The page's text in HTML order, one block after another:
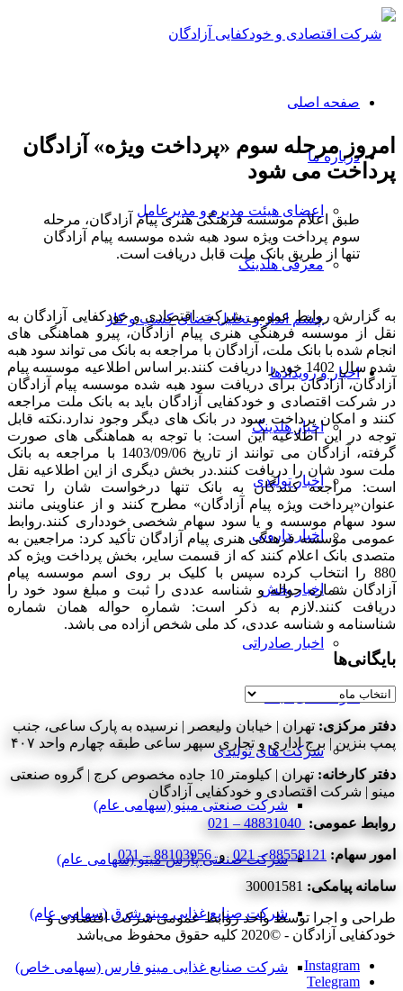
صفحه اصلی
درباره ما
اعضای هیئت مدیره و مدیرعامل
معرفی هلدینگ
چشم انداز و تحلیل فضای کسب و کار
اخبار و رویدادها
اخبار هلدینگ
اخبار تولیدی
اخبار دارویی
اخبار پخش
اخبار صادراتی
شرکت‌های تابعه
شرکت های تولیدی
شرکت صنعتی مینو (سهامی عام)
شرکت صنعتی پارس مینو (سهامی عام)
شرکت صنایع غذایی مینو شرق (سهامی عام)
شرکت صنایع غذایی مینو فارس (سهامی خاص)
امروز مرحله سوم «پرداخت ویژه» آزادگان
پرداخت می شود
طبق اعلام موسسه فرهنگی هنری پیام آزادگان، مرحله
سوم پرداخت ویژه سود هبه شده موسسه پیام آزادگان
تنها از طریق بانک ملت قابل دریافت است.
به گزارش روابط عمومی شرکت اقتصادی و خودکفایی آزادگان به
نقل از موسسه فرهنگی هنری پیام آزادگان، پیرو هماهنگی های
انجام شده با بانک ملت، آزادگان با مراجعه به بانک می تواند سود هبه
شده سال 1402 خود را دریافت کنند.
بر اساس اطلاعیه موسسه پیام
آزادگان، آزادگان برای دریافت سود هبه شده موسسه پیام آزادگان
در شرکت اقتصادی و خودکفایی آزادگان باید به بانک ملت مراجعه
کنند و امکان پرداخت سود در بانک های دیگر وجود ندارد.نکته قابل
توجه در این اطلاعیه این است: با توجه به هماهنگی های صورت
گرفته، آزادگان می توانند از تاریخ 1403/09/06 با مراجعه به بانک
ملت سود شان را دریافت کنند.در بخش دیگری از این اطلاعیه نقل
است: مراجعه کنندگان به بانک تنها درخواست شان را تحت
عنوان«پرداخت ویژه پیام آزادگان» مطرح کنند و از عناوینی مانند
سود سهام موسسه و یا سود سهام شخصی خودداری کنند.روابط
عمومی موسسه فرهنگی هنری پیام آزادگان تأکید کرد: مراجعین به
متصدی بانک اعلام کنند که از قسمت سایر، بخش پرداخت ویژه کد
880 را انتخاب کرده سپس با کلیک بر روی اسم موسسه پیام
آزادگان شماره حواله و شناسه عددی را ثبت و مبلغ سود خود را
دریافت کنند.لازم به ذکر است: شماره حواله همان شماره
شناسنامه و شناسه عددی، کد ملی شخص آزاده می باشد.
بایگانی‌ها
بایگانی‌ها
دفتر مرکزی: تهران | خیابان ولیعصر | نرسیده به پارک ساعی، جنب
پمپ بنزین | برج اداری و تجاری سپهر ساعی طبقه چهارم واحد ۴۰۷
دفتر کارخانه:
تهران | کیلومتر 10 جاده مخصوص کرج | گروه صنعتی
مینو | شرکت اقتصادی و خودکفایی آزادگان
روابط عمومی:
امور سهام: 88558121 – 021 و88103956 – 021
سامانه پیامکی:
طراحی و اجرا توسط واحد روابط عمومی شرکت اقتصادی و
خودکفایی آزادگان - ©2020 کلیه حقوق محفوظ می‌باشد
Instagram
Telegram